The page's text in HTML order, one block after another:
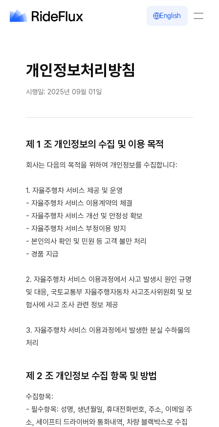
English
Safety
Business
Newsroom
Careers
개인정보처리방침
시행일: 2025년 09월 01일
제 1 조 개인정보의 수집 및 이용 목적
회사는 다음의 목적을 위하여 개인정보를 수집합니다:
1. 자율주행차 서비스 제공 및 운영
- 자율주행차 서비스 이용계약의 체결
- 자율주행차 서비스 개선 및 안정성 확보
- 자율주행차 서비스 부정이용 방지
- 본인의사 확인 및 민원 등 고객 불만 처리
- 경품 지급
2. 자율주행차 서비스 이용과정에서 사고 발생시 원인 규명
및 대응, 국토교통부 자율주행자동차 사고조사위원회 및 보
험사에 사고 조사 관련 정보 제공
3. 자율주행차 서비스 이용과정에서 발생한 분실 수하물의
처리
제 2 조 개인정보 수집 항목 및 방법
수집항목:
- 필수항목: 성명, 생년월일, 휴대전화번호, 주소, 이메일 주
소, 세이프티 드라이버와 통화내역, 차량 블랙박스로 수집